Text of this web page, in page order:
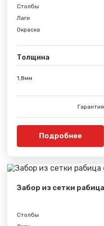
Столбы
Лаги
Окраска
Толщина
1,8мм
Подробнее
Забор из сетки
Столбы